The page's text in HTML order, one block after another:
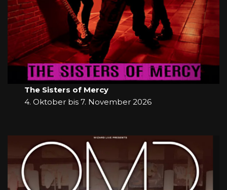
The Sisters of Mercy
4. Oktober bis 7. November 2026